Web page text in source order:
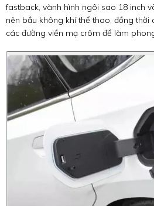
fastback, vành hình ngôi sao 18 inch
nên bầu không khí thể thao, đồng thời
các đường viền mạ crôm để làm